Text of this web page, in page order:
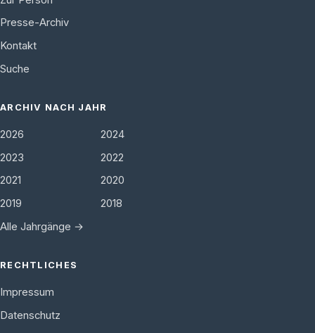
Presse-Archiv
Kontakt
Suche
ARCHIV NACH JAHR
2026
2024
2023
2022
2021
2020
2019
2018
Alle Jahrgänge →
RECHTLICHES
Impressum
Datenschutz